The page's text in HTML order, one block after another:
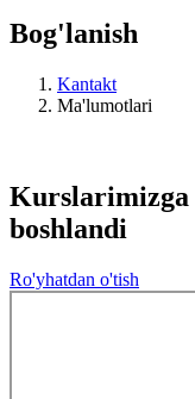
Bog'lanish
Kantakt
Ma'lumotlari
Kurslarimizga
boshlandi
Ro'yhatdan o'tish